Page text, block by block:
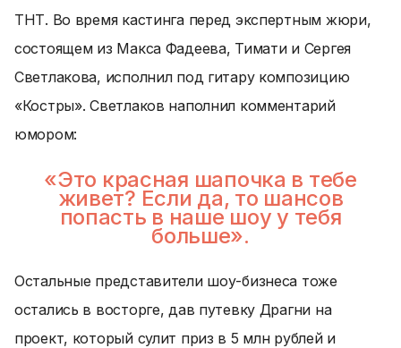
ТНТ. Во время кастинга перед экспертным жюри,
состоящем из Макса Фадеева, Тимати и Сергея
Светлакова, исполнил под гитару композицию
«Костры». Светлаков наполнил комментарий
юмором:
«Это красная шапочка в тебе
живет? Если да, то шансов
попасть в наше шоу у тебя
больше».
Остальные представители шоу-бизнеса тоже
остались в восторге, дав путевку Драгни на
проект, который сулит приз в 5 млн рублей и